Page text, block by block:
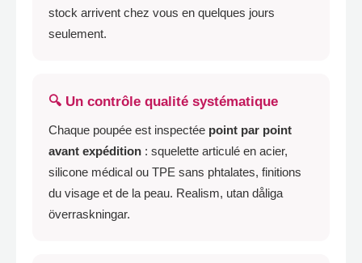
stock arrivent chez vous en quelques jours
seulement.
🔍 Un contrôle qualité systématique
Chaque poupée est inspectée point par point
avant expédition : squelette articulé en acier,
silicone médical ou TPE sans phtalates, finitions
du visage et de la peau. Realism, utan dåliga
överraskningar.